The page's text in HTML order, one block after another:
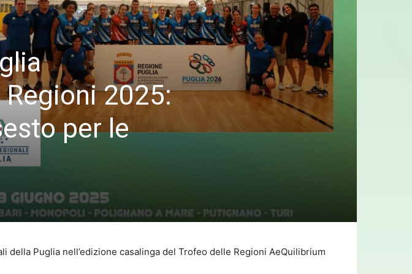
2025:
per le
Puglia nell’edizione casalinga del Trofeo delle Regioni AeQuilibrium